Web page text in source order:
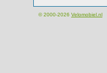
© 2000-2026 Velomobiel.nl